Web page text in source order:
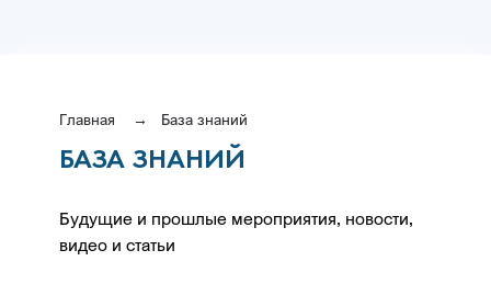
Главная База знаний
БАЗА ЗНАНИЙ
Будущие и прошлые мероприятия, новости,
видео и статьи